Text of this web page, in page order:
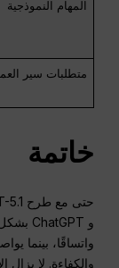
المهام النموذجية
متطلبات سير
خاتمة
والكفاءة. لا